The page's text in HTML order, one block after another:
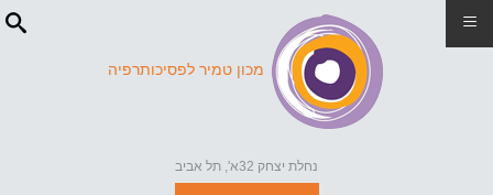
מכון טמיר לפסיכותרפיה
נחלת יצחק 32א', תל אביב
≡